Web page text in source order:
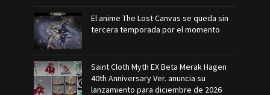
El anime The Lost Canvas se queda sin
tercera temporada por el momento
Saint Cloth Myth EX Beta Merak Hagen
40th Anniversary Ver. anuncia su
lanzamiento para diciembre de 2026